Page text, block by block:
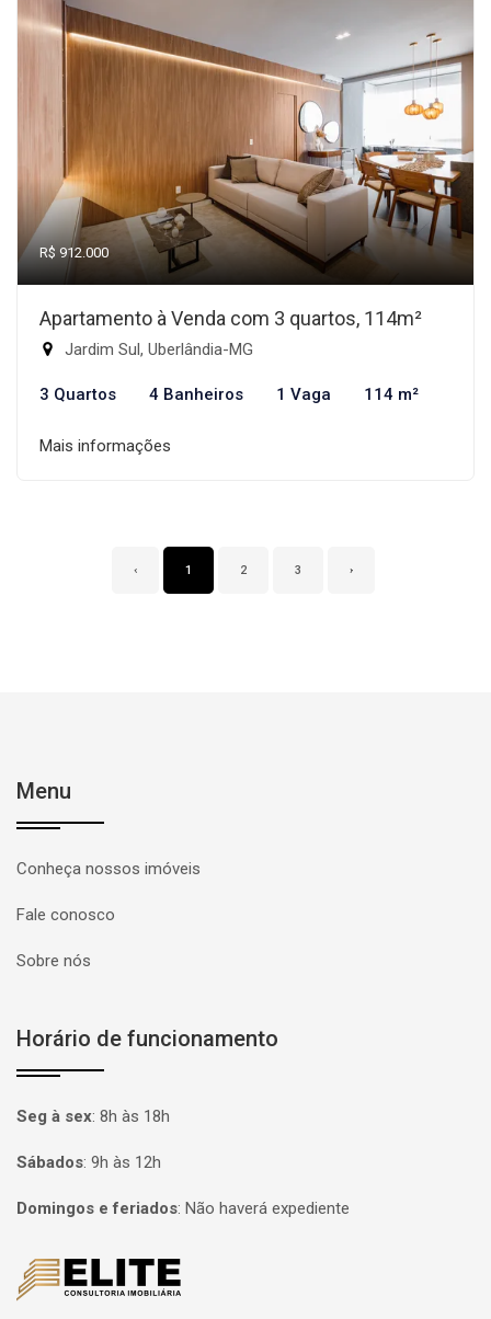
R$ 912.000
Apartamento à Venda com 3 quartos, 114m²
Jardim Sul, Uberlândia-MG
3 Quartos 4 Banheiros 1 Vaga 114 m²
Mais informações
‹ 1 2 3 ›
Menu
Conheça nossos imóveis
Fale conosco
Sobre nós
Horário de funcionamento
Seg à sex: 8h às 18h
Sábados: 9h às 12h
Domingos e feriados: Não haverá expediente
Página inicial